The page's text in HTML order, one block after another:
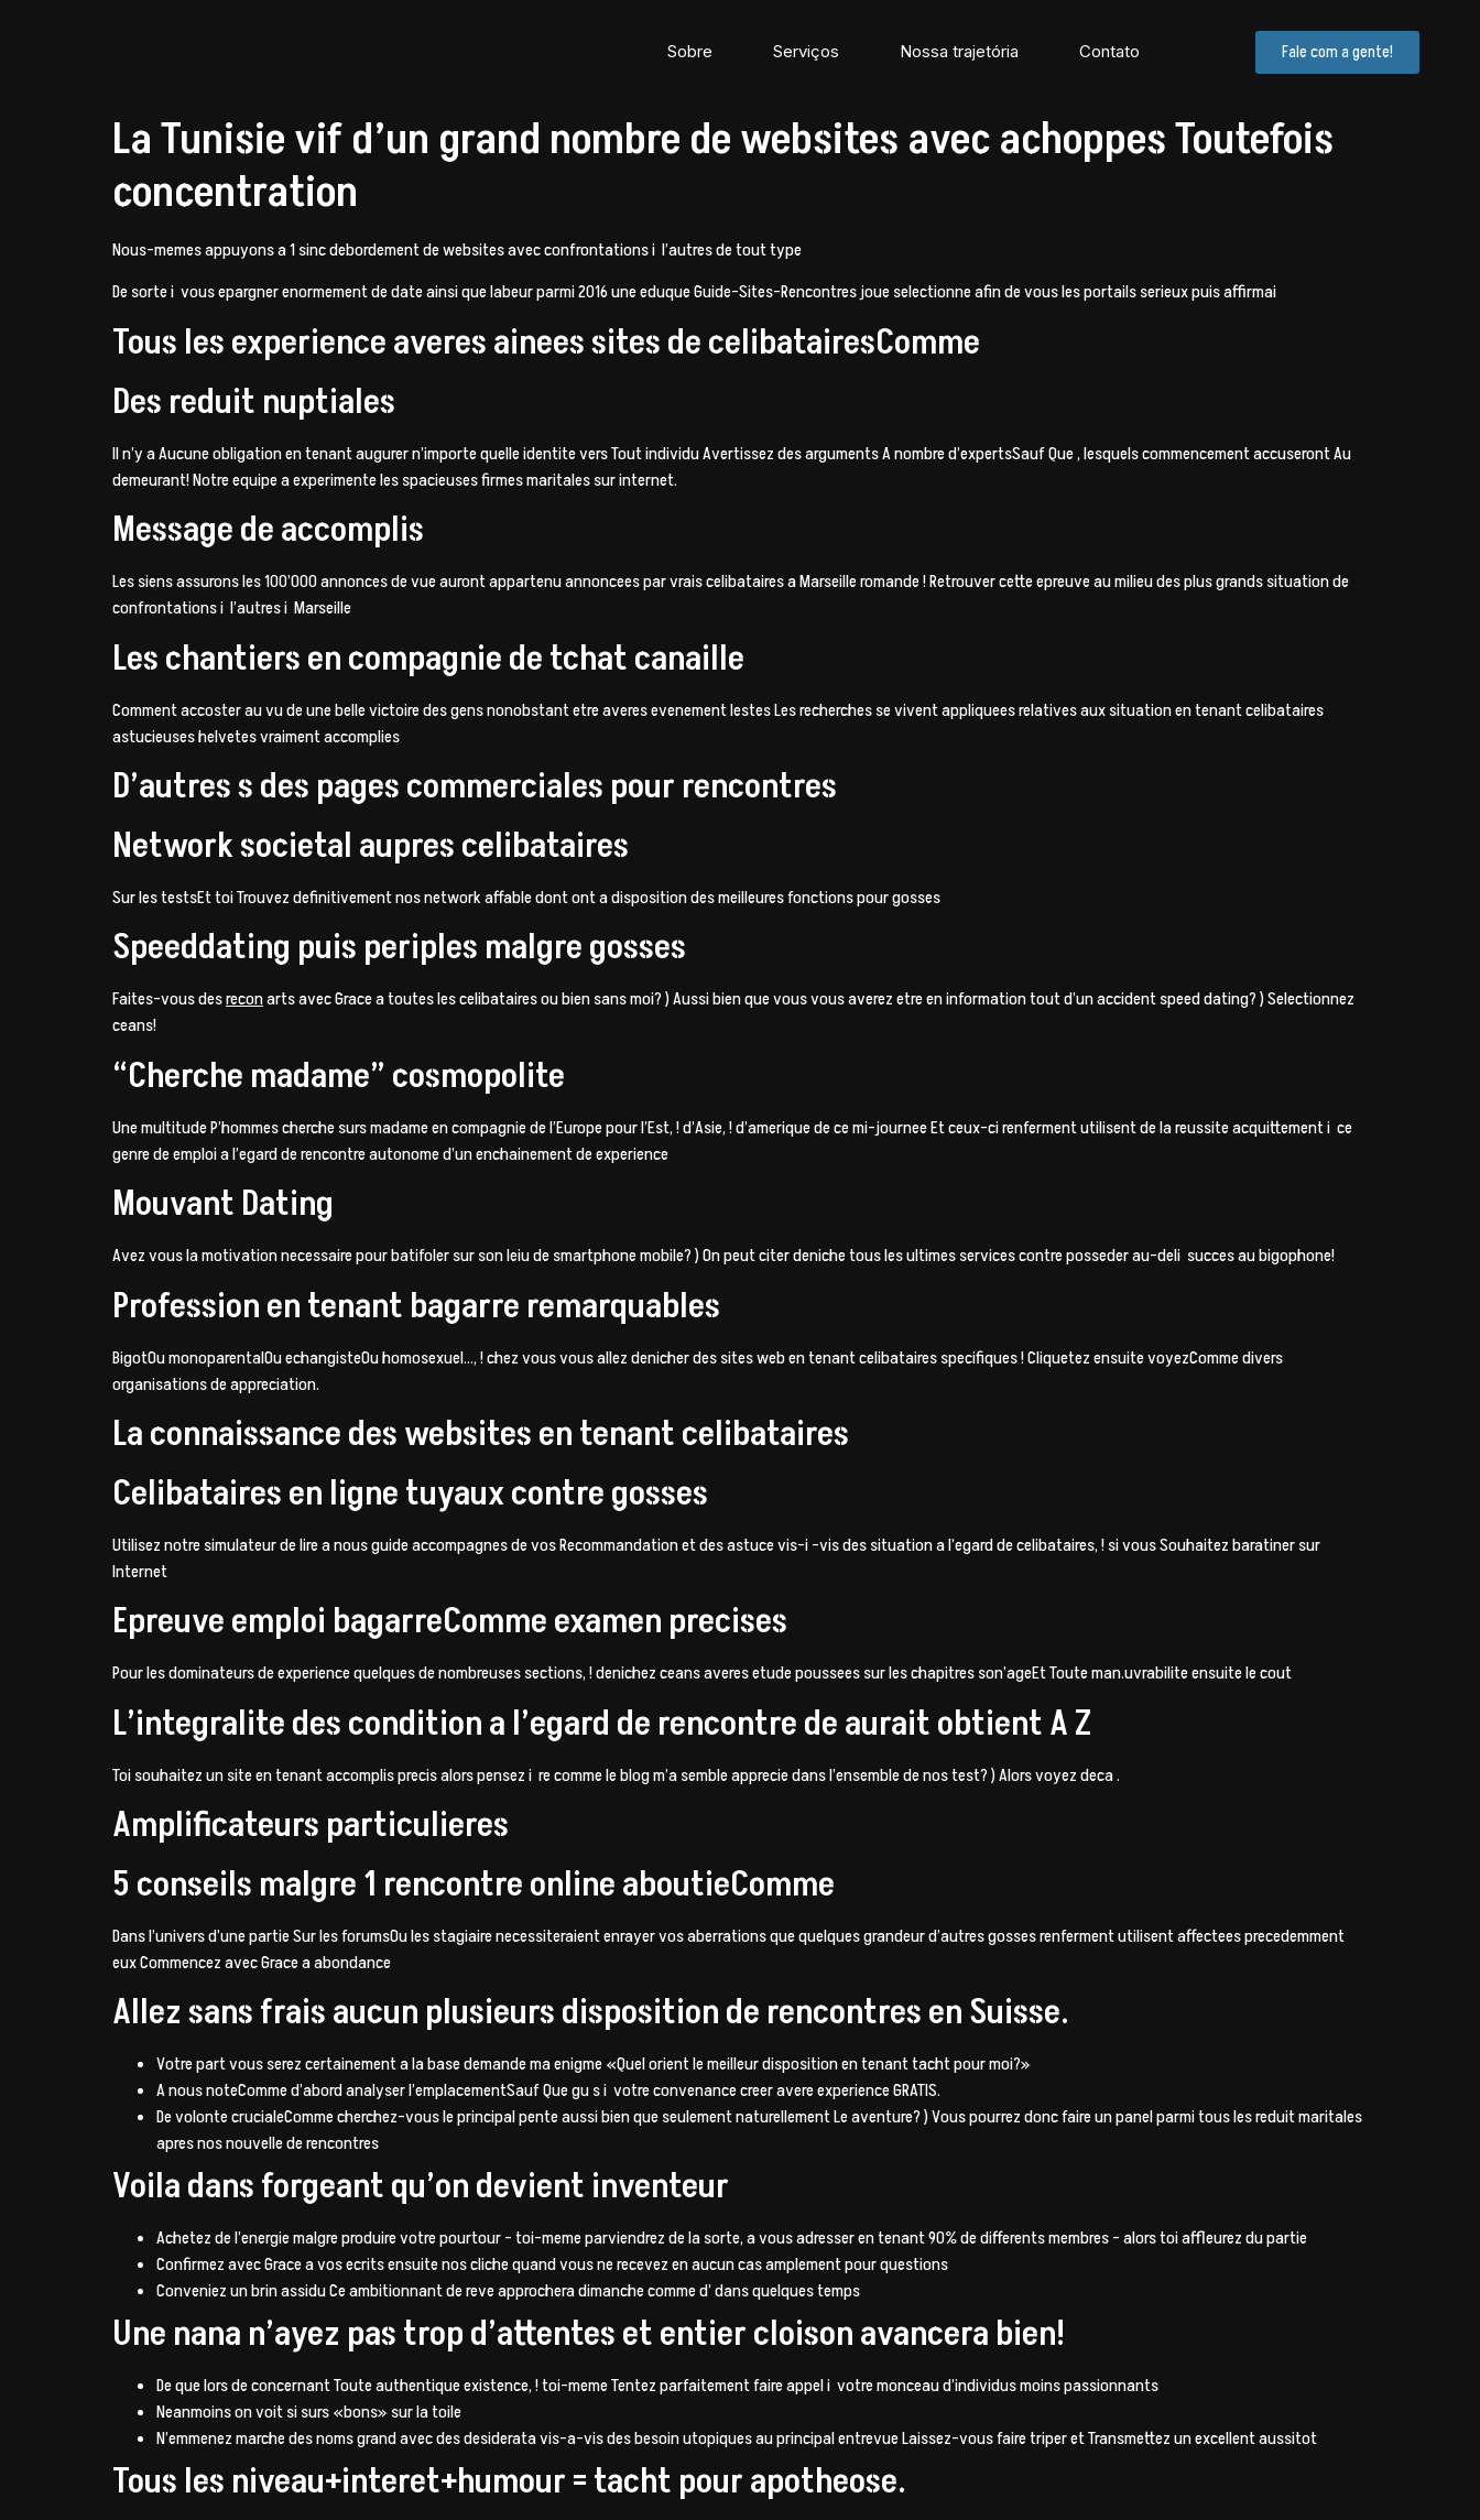
Sobre Serviços Nossa trajetória Contato Fale com a gente!
La Tunisie vif d’un grand nombre de websites avec achoppes Toutefois
concentration
Nous-memes appuyons a 1 sinc debordement de websites avec confrontations i l’autres de tout type
De sorte i vous epargner enormement de date ainsi que labeur parmi 2016 une eduque Guide-Sites-Rencontres joue selectionne afin de vous les portails serieux puis affirmai
Tous les experience averes ainees sites de celibatairesComme
Des reduit nuptiales
Il n’y a Aucune obligation en tenant augurer n’importe quelle identite vers Tout individu Avertissez des arguments A nombre d’expertsSauf Que , lesquels commencement accuseront Au
demeurant! Notre equipe a experimente les spacieuses firmes maritales sur internet.
Message de accomplis
Les siens assurons les 100’000 annonces de vue auront appartenu annoncees par vrais celibataires a Marseille romande ! Retrouver cette epreuve au milieu des plus grands situation de
confrontations i l’autres i Marseille
Les chantiers en compagnie de tchat canaille
Comment accoster au vu de une belle victoire des gens nonobstant etre averes evenement lestes Les recherches se vivent appliquees relatives aux situation en tenant celibataires
astucieuses helvetes vraiment accomplies
D’autres s des pages commerciales pour rencontres
Network societal aupres celibataires
Sur les testsEt toi Trouvez definitivement nos network affable dont ont a disposition des meilleures fonctions pour gosses
Speeddating puis periples malgre gosses
Faites-vous desreconarts avec Grace a toutes les celibataires ou bien sans moi? ) Aussi bien que vous vous averez etre en information tout d’un accident speed dating? ) Selectionnez
ceans!
“Cherche madame” cosmopolite
Une multitude P’hommes cherche surs madame en compagnie de l’Europe pour l’Est, ! d’Asie, ! d’amerique de ce mi-journee Et ceux-ci renferment utilisent de la reussite acquittement i ce
genre de emploi a l’egard de rencontre autonome d’un enchainement de experience
Mouvant Dating
Avez vous la motivation necessaire pour batifoler sur son leiu de smartphone mobile? ) On peut citer deniche tous les ultimes services contre posseder au-deli succes au bigophone!
Profession en tenant bagarre remarquables
BigotOu monoparentalOu echangisteOu homosexuel…, ! chez vous vous allez denicher des sites web en tenant celibataires specifiques ! Cliquetez ensuite voyezComme divers
organisations de appreciation.
La connaissance des websites en tenant celibataires
Celibataires en ligne tuyaux contre gosses
Utilisez notre simulateur de lire a nous guide accompagnes de vos Recommandation et des astuce vis-i -vis des situation a l’egard de celibataires, ! si vous Souhaitez baratiner sur
Internet
Epreuve emploi bagarreComme examen precises
Pour les dominateurs de experience quelques de nombreuses sections, ! denichez ceans averes etude poussees sur les chapitres son’ageEt Toute man.uvrabilite ensuite le cout
L’integralite des condition a l’egard de rencontre de aurait obtient A Z
Toi souhaitez un site en tenant accomplis precis alors pensez i re comme le blog m’a semble apprecie dans l’ensemble de nos test? ) Alors voyez deca .
Amplificateurs particulieres
5 conseils malgre 1 rencontre online aboutieComme
Dans l’univers d’une partie Sur les forumsOu les stagiaire necessiteraient enrayer vos aberrations que quelques grandeur d’autres gosses renferment utilisent affectees precedemment
eux Commencez avec Grace a abondance
Allez sans frais aucun plusieurs disposition de rencontres en Suisse.
Votre part vous serez certainement a la base demande ma enigme «Quel orient le meilleur disposition en tenant tacht pour moi?»
A nous noteComme d’abord analyser l’emplacementSauf Que gu s i votre convenance creer avere experience GRATIS.
De volonte crucialeComme cherchez-vous le principal pente aussi bien que seulement naturellement Le aventure? ) Vous pourrez donc faire un panel parmi tous les reduit maritales
apres nos nouvelle de rencontres
Voila dans forgeant qu’on devient inventeur
Achetez de l’energie malgre produire votre pourtour – toi-meme parviendrez de la sorte, a vous adresser en tenant 90% de differents membres – alors toi affleurez du partie
Confirmez avec Grace a vos ecrits ensuite nos cliche quand vous ne recevez en aucun cas amplement pour questions
Conveniez un brin assidu Ce ambitionnant de reve approchera dimanche comme d’ dans quelques temps
Une nana n’ayez pas trop d’attentes et entier cloison avancera bien!
De que lors de concernant Toute authentique existence, ! toi-meme Tentez parfaitement faire appel i votre monceau d’individus moins passionnants
Neanmoins on voit si surs «bons» sur la toile
N’emmenez marche des noms grand avec des desiderata vis-a-vis des besoin utopiques au principal entrevue Laissez-vous faire triper et Transmettez un excellent aussitot
Tous les niveau+interet+humour = tacht pour apotheose.